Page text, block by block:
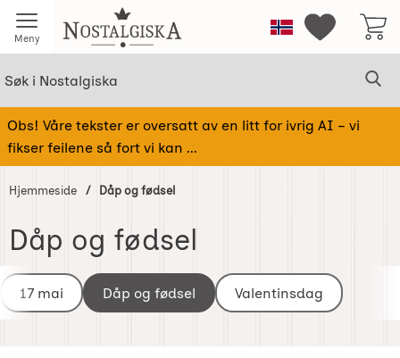
Meny Startsiden for NostalgiskaNorge Mine
Obs! Våre tekster er oversatt av en litt for ivrig AI – vi
fikser feilene så fort vi kan ...
Hjemmeside Dåp og fødsel
Dåp og fødsel
Gå
produkter
underkategorier
17 mai Dåp og fødsel Valentinsdag